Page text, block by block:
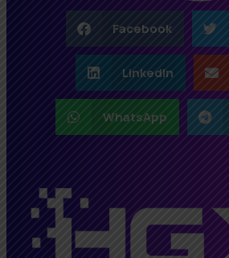
Facebook
LinkedIn
WhatsApp